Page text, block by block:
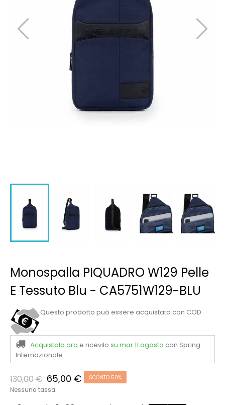
Monospalla PIQUADRO W129 Pelle
E Tessuto Blu - CA5751W129-BLU
Questo prodotto può essere acquistato con COD
Acquistalo ora e ricevilo su mar 11 agosto con Spring
Internazionale
130,00 € 65,00 € SCONTO 50%
Nessuna tassa